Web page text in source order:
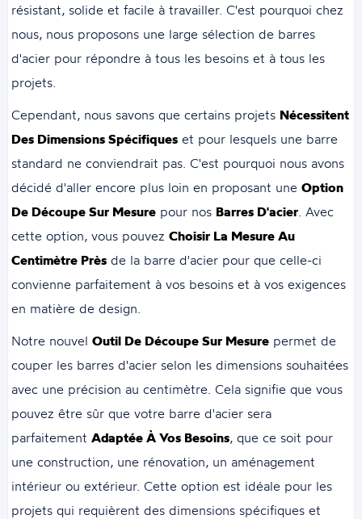
résistant, solide et facile à travailler. C'est pourquoi chez
nous, nous proposons une large sélection de barres
d'acier pour répondre à tous les besoins et à tous les
projets.
Cependant, nous savons que certains projets Nécessitent
Des Dimensions Spécifiques et pour lesquels une barre
standard ne conviendrait pas. C'est pourquoi nous avons
décidé d'aller encore plus loin en proposant uneOption
De Découpe Sur Mesure pour nos Barres D'acier . Avec
cette option, vous pouvezChoisir La Mesure Au
Centimètre Près de la barre d'acier pour que celle-ci
convienne parfaitement à vos besoins et à vos exigences
en matière de design.
Notre nouvelOutil De Découpe Sur Mesure permet de
couper les barres d'acier selon les dimensions souhaitées
avec une précision au centimètre. Cela signifie que vous
pouvez être sûr que votre barre d'acier sera
parfaitementAdaptée À Vos Besoins, que ce soit pour
une construction, une rénovation, un aménagement
intérieur ou extérieur. Cette option est idéale pour les
projets qui requièrent des dimensions spécifiques et